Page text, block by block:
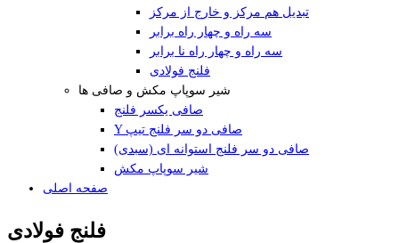
تبدیل هم مرکز و خارج از مرکز
سه راه و چهار راه برابر
سه راه و چهار راه نا برابر
فلنج فولادی
شیر سوپاپ مکش و صافی ها
صافی یکسر فلنج
Y صافی دو سر فلنج تیپ
صافی دو سر فلنج استوانه ای (سبدی)
شیر سوپاپ مکش
صفحه اصلی
فلنج فولادی